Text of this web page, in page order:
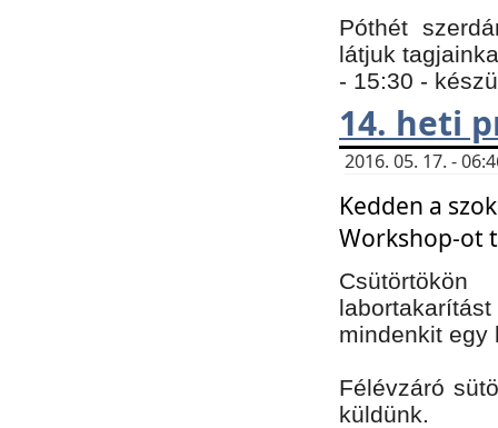
Póthét
látjuk
- 15:30 -
14. heti
2016. 05. 17. -
Kedden a
Workshop-ot
mindenkit
Félévzáró
küldünk.